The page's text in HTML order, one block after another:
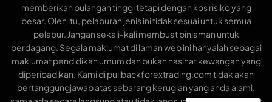
memberikan pulangan tinggi tetapi dengan kos risiko yang
besar. Oleh itu, pelaburan jenis ini tidak sesuai untuk semua
pelabur. Jangan sekali-kali membuat pinjaman untuk
berdagang. Segala maklumat di laman web ini hanyalah sebagai
maklumat pendidikan umum dan bukan nasihat kewangan yang
diperibadikan. Kami di pullbackforextrading.com tidak akan
bertanggungjawab atas sebarang kerugian yang anda alami,